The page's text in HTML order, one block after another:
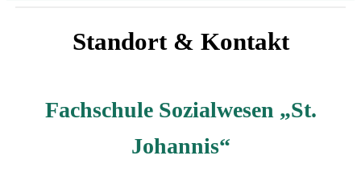
Standort & Kontakt
Fachschule Sozialwesen „St.
Johannis“